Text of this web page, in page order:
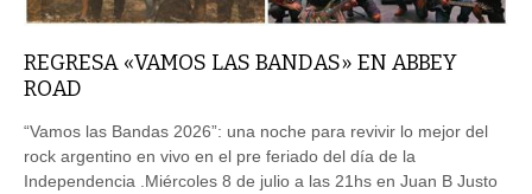
REGRESA «VAMOS LAS BANDAS» EN ABBEY
ROAD
“Vamos las Bandas 2026”: una noche para revivir lo mejor del
rock argentino en vivo en el pre feriado del día de la
Independencia .Miércoles 8 de julio a las 21hs en Juan B Justo